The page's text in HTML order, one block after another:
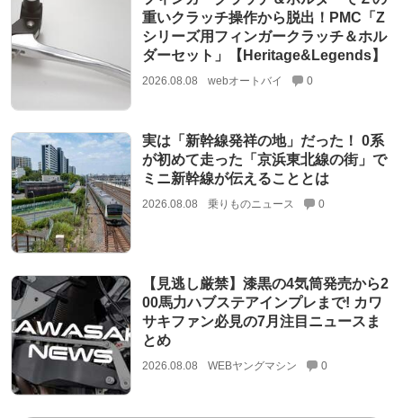
重いクラッチ操作から脱出！PMC「Z
シリーズ用フィンガークラッチ＆ホル
ダーセット」【Heritage&Legends】
2026.08.08 webオートバイ 0
実は「新幹線発祥の地」だった！ 0系
が初めて走った「京浜東北線の街」で
ミニ新幹線が伝えることとは
2026.08.08 乗りものニュース 0
【見逃し厳禁】漆黒の4気筒発売から2
00馬力ハブステアインプレまで! カワ
サキファン必見の7月注目ニュースま
とめ
2026.08.08 WEBヤングマシン 0